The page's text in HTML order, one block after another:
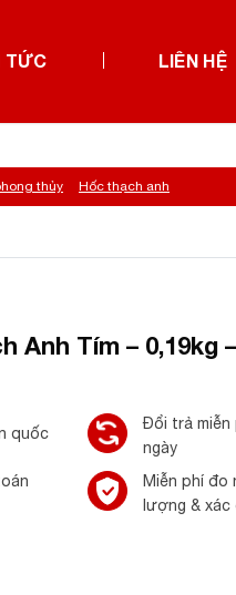
TỨC LIÊN HỆ
thủy Hốc thạch anh
Anh Tím – 0,19kg
quốc
Đổi trả miễn
ngày
Miễn phí đo
lượng &